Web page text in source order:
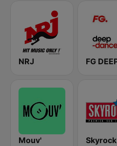
NRJ
Mouv' Skyrock